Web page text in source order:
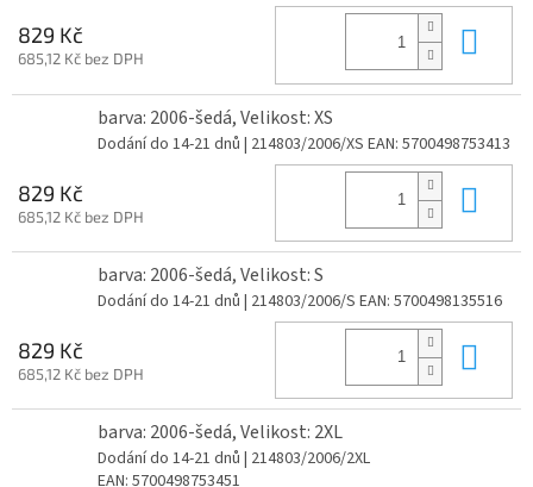
829 Kč
685,12 Kč bez DPH
barva: 2006-šedá, Velikost: XS
Dodání do 14-21 dnů | 214803/2006/XS EAN: 5700498753413
829 Kč
685,12 Kč bez DPH
barva: 2006-šedá, Velikost: S
Dodání do 14-21 dnů | 214803/2006/S EAN: 5700498135516
829 Kč
685,12 Kč bez DPH
barva: 2006-šedá, Velikost: 2XL
Dodání do 14-21 dnů | 214803/2006/2XL
EAN: 5700498753451